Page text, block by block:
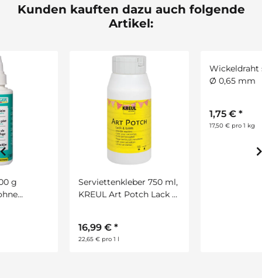
Kunden kauften dazu auch folgende
Artikel:
Serviettenkleber 750 ml,
KREUL Art Potch Lack &
Wickeldraht silber, 100 g,
Ø 0,65 mm